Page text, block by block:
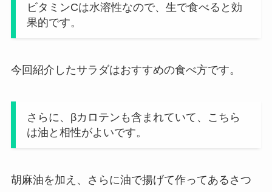
ビタミンCは水溶性なので、生で食べると効
果的です。
今回紹介したサラダはおすすめの食べ方です。
さらに、βカロテンも含まれていて、こちら
は油と相性がよいです。
胡麻油を加え、さらに油で揚げて作ってあるさつ